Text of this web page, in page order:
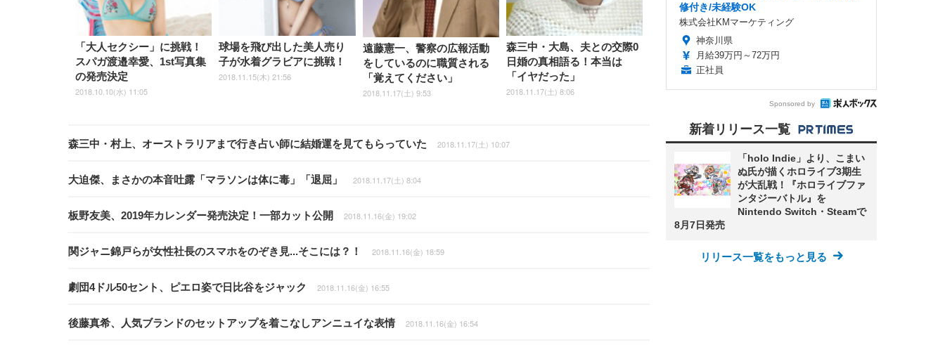
「大人セクシー」に挑戦！
スパガ渡邉幸愛、1st写真集
の発売決定
2018.10.10(水) 11:05
球場を飛び出した美人売り
子が水着グラビアに挑戦！
2018.11.15(木) 21:56
遠藤憲一、警察の広報活動
をしているのに職質される
「覚えてください」
2018.11.17(土) 9:53
森三中・大島、夫との交際0
日婚の真相語る！本当は
「イヤだった」
2018.11.17(土) 8:06
森三中・村上、オーストラリアまで行き占い師に結婚運を見てもらっていた 2018.11.17(土) 10:07
大迫傑、まさかの本音吐露「マラソンは体に毒」「退屈」 2018.11.17(土) 8:04
板野友美、2019年カレンダー発売決定！一部カット公開 2018.11.16(金) 19:02
関ジャニ錦戸らが女性社長のスマホをのぞき見...そこには？！ 2018.11.16(金) 18:59
劇団4ドル50セント、ピエロ姿で日比谷をジャック 2018.11.16(金) 16:55
後藤真希、人気ブランドのセットアップを着こなしアンニュイな表情 2018.11.16(金) 16:54
修付き/未経験OK
株式会社KMマーケティング
神奈川県
月給39万円～72万円
正社員
Sponsored by
新着リリース一覧
「holo Indie」より、こまい
ぬ氏が描くホロライブ3期生
が大乱戦！『ホロライブファ
ンタジーバトル』を
Nintendo Switch・Steamで
8月7日発売
リリース一覧をもっと見る